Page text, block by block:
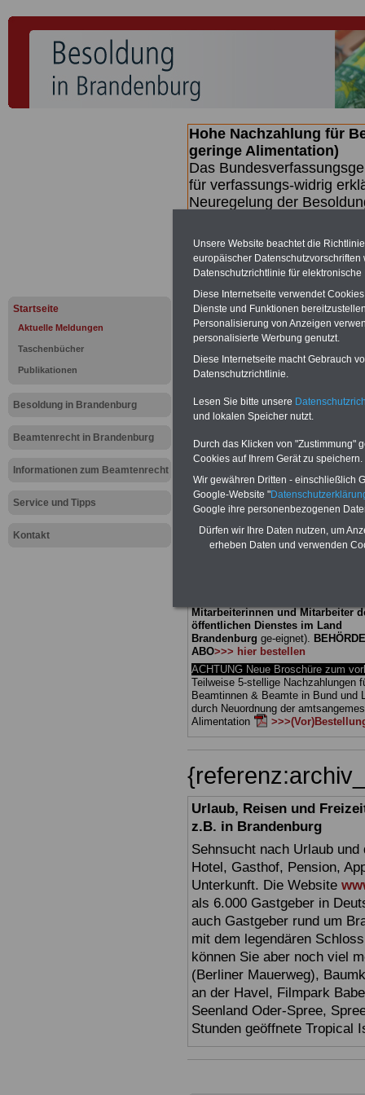
Startseite
Aktuelle Meldungen
Taschenbücher
Publikationen
Besoldung in Brandenburg
Beamtenrecht in Brandenburg
Informationen zum Beamtenrecht
Service und Tipps
Kontakt
Hohe Nachzahlung für
geringe Alimentation)
Das
für verfassungs-widrig
Neuregelung der
Nachzahlungen
Beamtezwischen mind.
SERVICE gibt hierzu
dem Beschluss des
wird (wahrscheinlich im
Broschüre.
Meldung
Stellen für
25,00 Euro: Wissenswertes für
und Beamte, Beamten-
Mitarbeiterinnen und Mitarbeiter
öffentlichen Dienstes im Land
Brandenburg ge-eignet).
ABO>>> hier bestellen
ACHTUNG Neue Broschüre zum
Teilweise 5-stellige Nachzahlungen
Beamtinnen & Beamte in Bund und
durch Neuordnung der
Alimentation
Urlaub, Reisen und
z.B. in Brandenburg
Sehnsucht nach Urlaub
Hotel, Gasthof, Pension,
Unterkunft. Die Website
als 6.000 Gastgeber in
auch Gastgeber rund um
mit dem legendären
können Sie aber noch viel
(Berliner Mauerweg),
an der Havel, Filmpark
Seenland Oder-Spree,
Stunden geöffnete Tropical
Unsere Website beachtet die
europäischer
Datenschutzrichtlinie für
Diese Internetseite verwendet
Dienste und Funktionen
Personalisierung von Anzeigen
personalisierte Werbung genutzt.
Diese Internetseite macht Gebrauch
Datenschutzrichtlinie.
Lesen Sie bitte unsere
und lokalen Speicher nutzt.
Durch das Klicken von "Zustimmung"
Cookies auf Ihrem Gerät zu speichern.
Wir gewähren Dritten - einschließlich
Google-Website "
Google ihre personenbezogenen
Dürfen wir Ihre Daten nutzen, um
erheben Daten und verwenden